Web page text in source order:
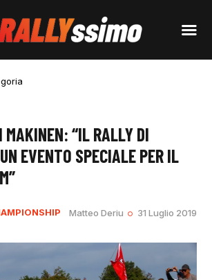
MAKINEN: “IL RALLY DI
EVENTO SPECIALE PER IL
Matteo Deriu 31 Luglio 2019